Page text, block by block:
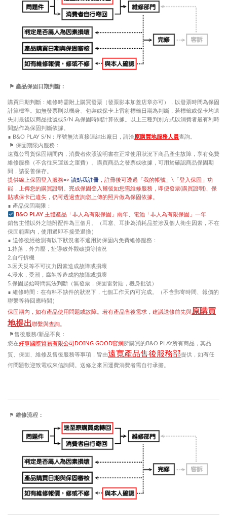
⚑ 產品保固日期判斷：
購買日期判斷：維修時需附上購買發票（發票影本加蓋店章亦可），以發票時間為保固
計算標準。如無發票則以機身、包裝或保卡上雷射標籤日期為判斷，若標籤或保卡均遺
失則最後以商品批號或S/N 為保固時間計算依據。以上三種判別方式以消費者最有利時
間點作為保固判斷依據。
∎ B&O PLAY S/N：序號無法直接連結出廠日，請洽原購買地服務人員查詢。
⚑ 保固期限內服務：
遠寬公司貨保固期間內，消費者依照說明書在正常使用狀況下商品產生故障，享有免費
維修服務（不含往來運送之運費）。購買商品之發票或收據，可用於確認商品保固期
間，請妥善保存。
提供線上保固登入服務=> 請點我註冊 ，註冊後可透過「我的帳號」\「登入保固」功
能，上傳您的購買證明。完成保固登入爾後如您需維修服務，即便發票(購買證明)、保
貼或保卡已遺失，仍可透過查詢您上傳的照片做為保固依據。
∎ 產品保固期限：
B&O PLAY主體產品「非人為有限保固」兩年、電池「非人為有限保固」一年
銷售主體以外之隨附配件為三個月。（耳塞、耳掛為消耗品並涉及個人衛生因素，不在
保固範圍內，使用過即不接受退換）
∎ 送修後經檢測有以下狀況者不適用於保固內免費維修服務：
1. 摔落，外力壓，扯導致外觀破損等情況
2. 自行拆機
3. 因天災等不可抗力因素造成故障或損壞
4. 浸水，受潮，腐蝕等造成的故障或損壞
5. 保固起始時間無法判斷（無發票，保固雷射貼，機身批號）
∎ 維修時間：在有料不缺件的狀況下，七個工作天內可完成。（不含郵寄時間、報價的
聯繫等待回應時間）
保固期內，如有產品使用問題或故障。若有產品售後需求，建議送修前先與原購買
地提出聯繫與查詢。
⚑售後服務/新品不良：
您在好事國際貿易有限公司DOING GOOD官網所購買的B&O PLAY所有商品，其品
質、保固、維修及售後服務等事項，皆由遠寬產品售後服務部提供，如有任
何問題歡迎致電或來信詢問。送修之來回運費消費者需自行承擔。
⚑ 維修流程：